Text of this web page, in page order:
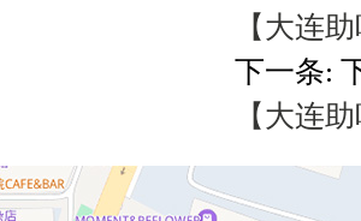
【大连
下一条:
【大连